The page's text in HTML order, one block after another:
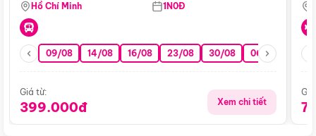
Hồ Chí Minh 1N0Đ
09/08 14/08 16/08 23/08 30/08 06/09 13/09
Giá từ:
399.000đ Xem chi tiết